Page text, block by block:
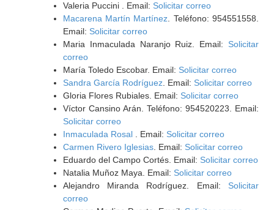
Valeria Puccini . Email: Solicitar correo
Macarena Martín Martínez . Teléfono: 954551558.
Email: Solicitar correo
Maria Inmaculada Naranjo Ruiz. Email: Solicitar
correo
María Toledo Escobar. Email: Solicitar correo
Sandra García Rodríguez. Email: Solicitar correo
Gloria Flores Rubiales. Email: Solicitar correo
Víctor Cansino Arán. Teléfono: 954520223. Email:
Solicitar correo
Inmaculada Rosal
. Email: Solicitar correo
Carmen Rivero Iglesias. Email: Solicitar correo
Eduardo del Campo Cortés. Email: Solicitar correo
Natalia Muñoz Maya. Email: Solicitar correo
Alejandro Miranda Rodríguez. Email: Solicitar
correo